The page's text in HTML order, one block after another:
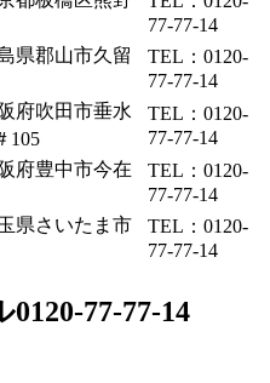
77-77-14
県郡山市久留
TEL：0120-
77-77-14
府吹田市垂水
105
TEL：0120-
77-77-14
府豊中市今在
TEL：0120-
77-77-14
県さいたま市
TEL：0120-
77-77-14
0120-77-77-14